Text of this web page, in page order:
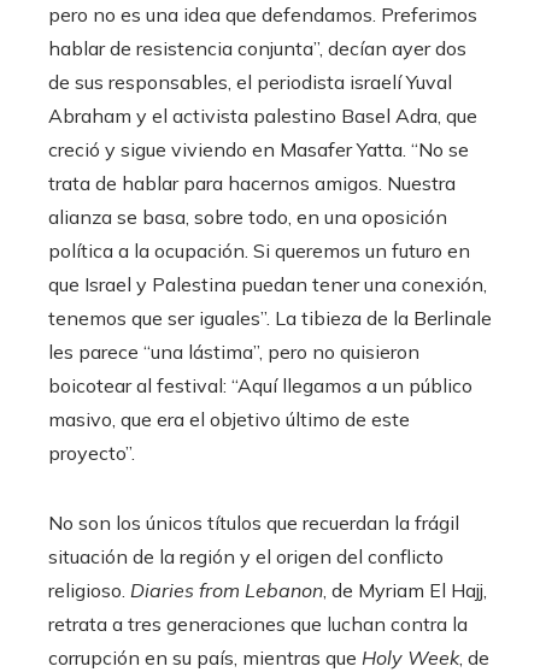
pero no es una idea que defendamos. Preferimos
hablar de resistencia conjunta”, decían ayer dos
de sus responsables, el periodista israelí Yuval
Abraham y el activista palestino Basel Adra, que
creció y sigue viviendo en Masafer Yatta. “No se
trata de hablar para hacernos amigos. Nuestra
alianza se basa, sobre todo, en una oposición
política a la ocupación. Si queremos un futuro en
que Israel y Palestina puedan tener una conexión,
tenemos que ser iguales”. La tibieza de la Berlinale
les parece “una lástima”, pero no quisieron
boicotear al festival: “Aquí llegamos a un público
masivo, que era el objetivo último de este
proyecto”.
No son los únicos títulos que recuerdan la frágil
situación de la región y el origen del conflicto
religioso. Diaries from Lebanon, de Myriam El Hajj,
retrata a tres generaciones que luchan contra la
corrupción en su país, mientras que Holy Week, de